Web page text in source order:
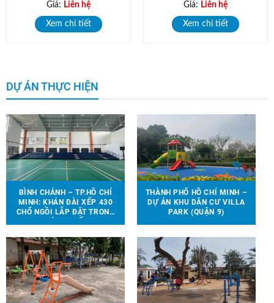
Giá: Liên hệ
Xem chi tiết
Giá: Liên hệ
Xem chi tiết
DỰ ÁN THỰC HIỆN
BÌNH CHÁNH – TP.HỒ CHÍ
MINH: KHÁN ĐÀI XẾP 430
CHỔ NGỒI LẮP ĐẶT TRONG
THÀNH PHỐ HỒ CHÍ MINH –
DỰ ÁN KHU DÂN CƯ VILLA
PARK (QUẬN 9)